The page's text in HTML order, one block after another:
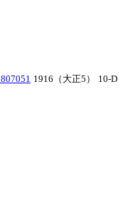
1916（大正5） 10-D